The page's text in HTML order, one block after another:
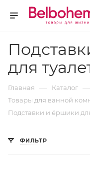
для
Главная — Каталог —
Товары для ванной
Подставки и ёршики
ФИЛЬТР